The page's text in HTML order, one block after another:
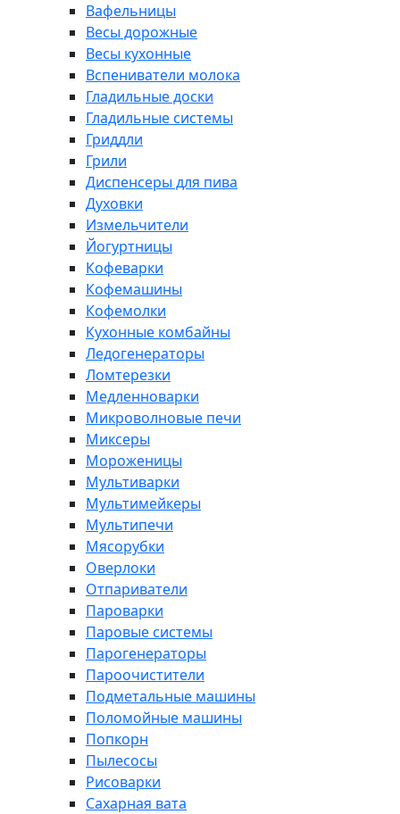
Вафельницы
Весы дорожные
Весы кухонные
Вспениватели молока
Гладильные доски
Гладильные системы
Гриддли
Грили
Диспенсеры для пива
Духовки
Измельчители
Йогуртницы
Кофеварки
Кофемашины
Кофемолки
Кухонные комбайны
Ледогенераторы
Ломтерезки
Медленноварки
Микроволновые печи
Миксеры
Мороженицы
Мультиварки
Мультимейкеры
Мультипечи
Мясорубки
Оверлоки
Отпариватели
Пароварки
Паровые системы
Парогенераторы
Пароочистители
Подметальные машины
Поломойные машины
Попкорн
Пылесосы
Рисоварки
Сахарная вата